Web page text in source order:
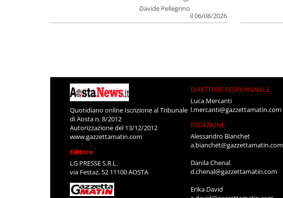
Davide Pellegrino
il 06/08/2026
Quotidiano online Iscrizione al Tribunale
di Aosta n. 8/2012
Autorizzazione del 13/12/2012
www.gazzettamatin.com
Editore
LG PRESSE S.R.L.
via Festaz, 52 11100 AOSTA
DIRETTORE RESPONSABILE
Luca Mercanti
l.mercanti@gazzettamatin.com
REDAZIONE
Alessandro Bianchet
a.bianchet@gazzettamatin.com
Danila Chenal
d.chenal@gazzettamatin.com
Erika David